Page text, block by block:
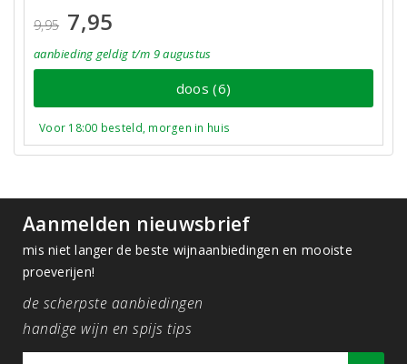
9,95 7,95
aanbieding geldig t/m 9 augustus
doos (6)
Voor 18:00 besteld, morgen in huis
Aanmelden nieuwsbrief
mis niet langer de beste wijnaanbiedingen en mooiste
proeverijen!
de scherpste aanbiedingen
handige wijn en spijs tips